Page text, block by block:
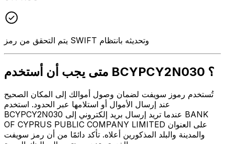
يتم التحقق من رمز SWIFT وتحديثه بانتظام
متى يجب أن أستخدم BCYPCY2N030 ؟
تُستخدم رموز سويفت لضمان وصول أموالك إلى المكان الصحيح
عند إرسال الأموال أو استلامها عبر الحدود. استخدم
BCYPCY2N030 عندما تريد إرسال بريد إلكتروني إلى BANK
OF CYPRUS PUBLIC COMPANY LIMITED على العنوان
والمدينة والبلد المذكورين أعلاه. تأكد دائمًا من أن رمز سويفت